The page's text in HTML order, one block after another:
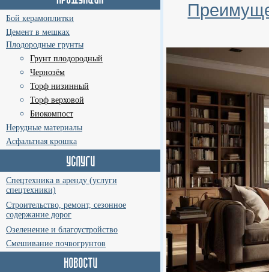
Бой керамоплитки
Цемент в мешках
Плодородные грунты
Грунт плодородный
Чернозём
Торф низинный
Торф верховой
Биокомпост
Нерудные материалы
Асфальтная крошка
Спецтехника в аренду (услуги
спецтехники)
Строительство, ремонт, сезонное
содержание дорог
Озеленение и благоустройство
Смешивание почвогрунтов